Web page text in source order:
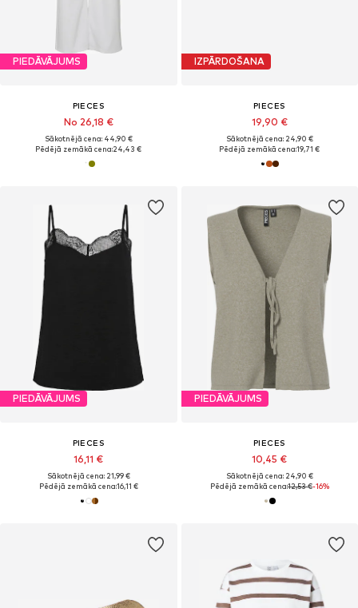
PIEDĀVĀJUMS
PIECES
No 26,18 €
Sākotnējā cena: 44,90 €
Pēdējā zemākā cena:24,43 €
IZPĀRDOŠANA
PIECES
19,90 €
Sākotnējā cena: 24,90 €
Pēdējā zemākā cena:19,71 €
PIEDĀVĀJUMS
PIECES
16,11 €
Sākotnējā cena: 21,99 €
Pēdējā zemākā cena:16,11 €
PIEDĀVĀJUMS
PIECES
10,45 €
Sākotnējā cena: 24,90 €
Pēdējā zemākā cena:12,53 €-16%